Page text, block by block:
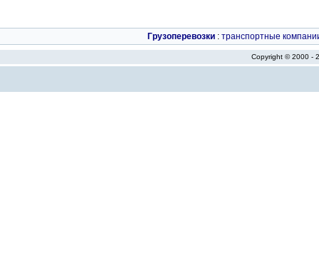
Грузоперевозки : транспортные
Copyright © 2000 -